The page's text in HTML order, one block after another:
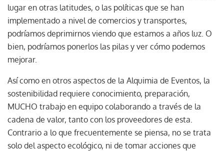
lugar en otras latitudes, o las políticas que se han
implementado a nivel de comercios y transportes,
podríamos deprimirnos viendo que estamos a años luz. O
bien, podríamos ponerlos las pilas y ver cómo podemos
mejorar.
Así como en otros aspectos de la Alquimia de Eventos, la
sostenibilidad requiere conocimiento, preparación,
MUCHO trabajo en equipo colaborando a través de la
cadena de valor, tanto con los proveedores de esta.
Contrario a lo que frecuentemente se piensa, no se trata
solo del aspecto ecológico, ni de tomar acciones que